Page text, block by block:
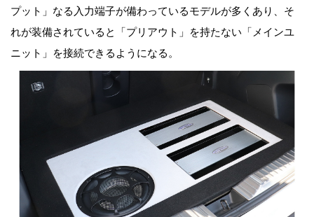
プット」なる入力端子が備わっているモデルが多くあり、そ
れが装備されていると「プリアウト」を持たない「メインユ
ニット」を接続できるようになる。